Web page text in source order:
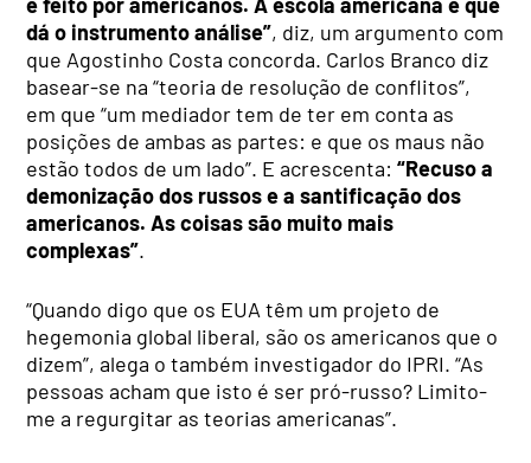
dá o instrumento análise”, diz, um argumento com
que Agostinho Costa concorda. Carlos Branco diz
basear-se na “teoria de resolução de conflitos”,
em que “um mediador tem de ter em conta as
posições de ambas as partes: e que os maus não
estão todos de um lado”. E acrescenta:“Recuso a
demonização dos russos e a santificação dos
americanos. As coisas são muito mais
complexas”.
“Quando digo que os EUA têm um projeto de
hegemonia global liberal, são os americanos que o
dizem”, alega o também investigador do IPRI. “As
pessoas acham que isto é ser pró-russo? Limito-
me a regurgitar as teorias americanas”.